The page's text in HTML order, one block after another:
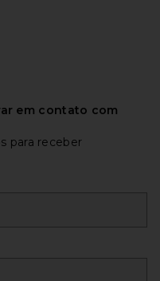
em contato com
para receber